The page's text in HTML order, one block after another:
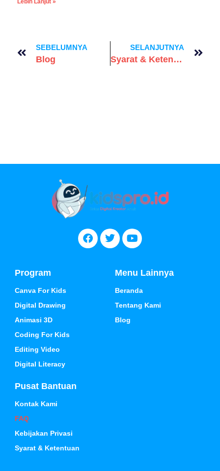
Lebih Lanjut »
SEBELUMNYA
Blog
SELANJUTNYA
Syarat & Ketentuan
Program
Canva For Kids
Digital Drawing
Animasi 3D
Coding For Kids
Editing Video
Digital Literacy
Menu Lainnya
Beranda
Tentang Kami
Blog
Pusat Bantuan
Kontak Kami
FAQ
Kebijakan Privasi
Syarat & Ketentuan